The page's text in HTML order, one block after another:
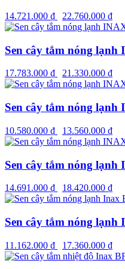
14.721.000 ₫ 22.760.000 ₫
Sen cây tắm nóng lạnh
17.783.000 ₫ 21.330.000 ₫
Sen cây tắm nóng lạnh
10.580.000 ₫ 13.560.000 ₫
Sen cây tắm nóng lạnh
14.691.000 ₫ 18.420.000 ₫
Sen cây tắm nóng lạnh
11.162.000 ₫ 17.360.000 ₫